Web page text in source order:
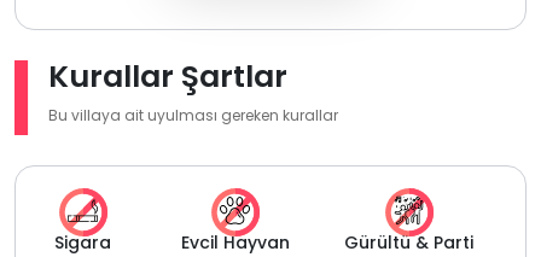
Kurallar Şartlar
Bu villaya ait uyulması gereken kurallar
Sigara Evcil Hayvan Gürültü & Parti